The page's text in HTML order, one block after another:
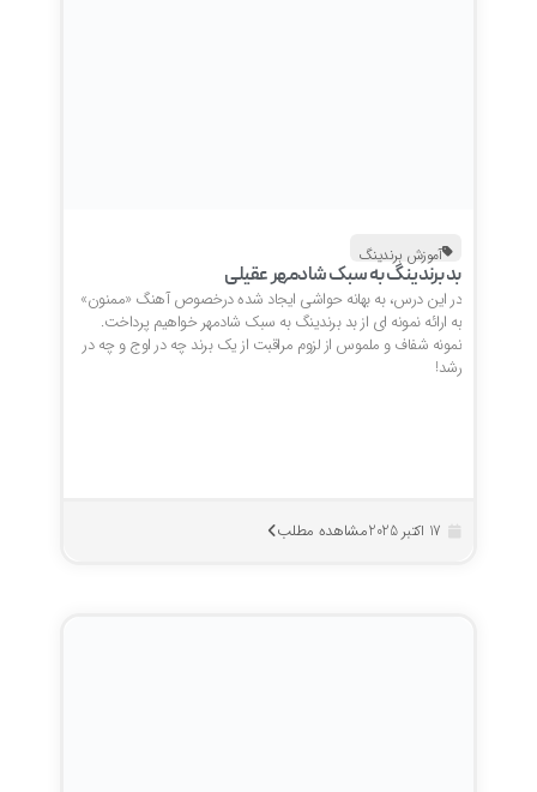
آموزش برندینگ
بد برندینگ به سبک شادمهر عقیلی
در این درس، به بهانه حواشی ایجاد شده درخصوص آهنگ «ممنون»
به ارائه نمونه ای از بد برندینگ به سبک شادمهر خواهیم پرداخت.
نمونه شفاف و ملموس از لزوم مراقبت از یک برند چه در اوج و چه در
مشاهده مطلب